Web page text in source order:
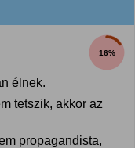
16%
élnek.
tetszik, akkor az
propagandista,